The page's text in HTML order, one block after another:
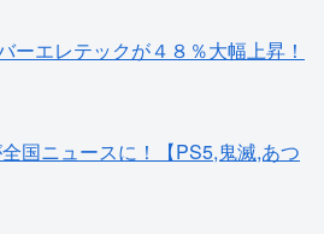
エレテックが４８％大幅上昇！
国ニュースに！【PS5,鬼滅,あつ